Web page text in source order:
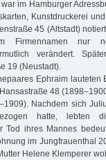
im Hamburger
Kunstdruckerei
45 (Altstadt)
Firmennamen nur
verändert.
19 (Neustadt).
Ephraim lauteten
48
Nachdem sich
hatte, lebten
Tod ihres Mannes
im Jungfrauenthal
Helene Klemperer